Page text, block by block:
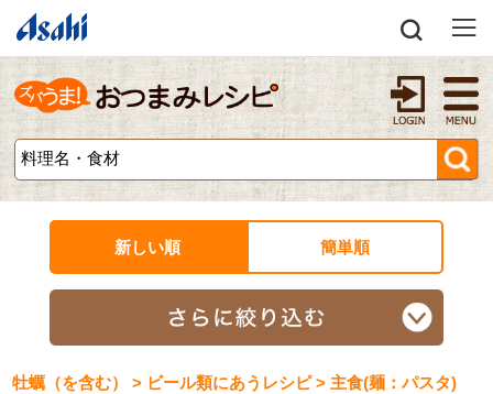
新しい順 簡単順
牡蠣（を含む） > ビール類にあうレシピ > 主食(麺：パスタ)